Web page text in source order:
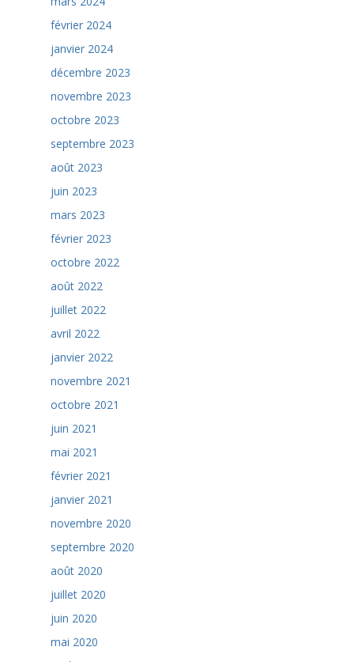
février 2024
janvier 2024
décembre 2023
novembre 2023
octobre 2023
septembre 2023
août 2023
juin 2023
mars 2023
février 2023
octobre 2022
août 2022
juillet 2022
avril 2022
janvier 2022
novembre 2021
octobre 2021
juin 2021
mai 2021
février 2021
janvier 2021
novembre 2020
septembre 2020
août 2020
juillet 2020
juin 2020
mai 2020